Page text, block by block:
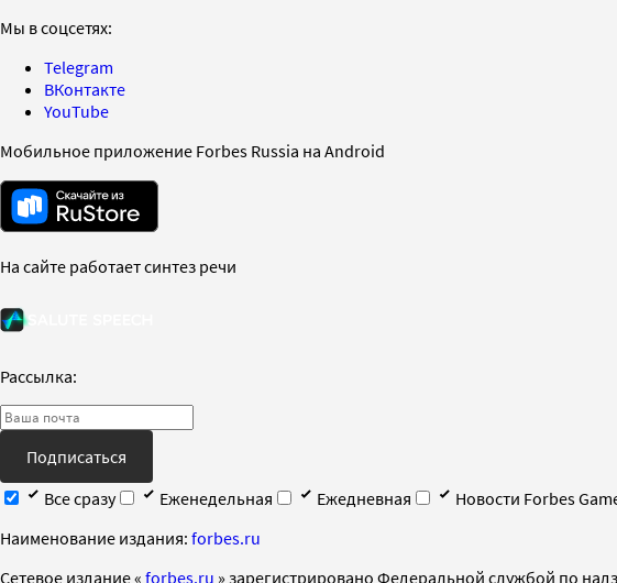
Мы в соцсетях:
Telegram
ВКонтакте
YouTube
Мобильное приложение Forbes Russia на Android
На сайте работает синтез речи
Рассылка:
Подписаться
Все сразу
Еженедельная Ежедневная
Новости Forbes
Наименование издания: forbes.ru
Cетевое издание « forbes.ru » зарегистрировано Федеральной службой по